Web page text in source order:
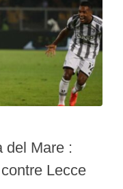
del Mare :
Lecce